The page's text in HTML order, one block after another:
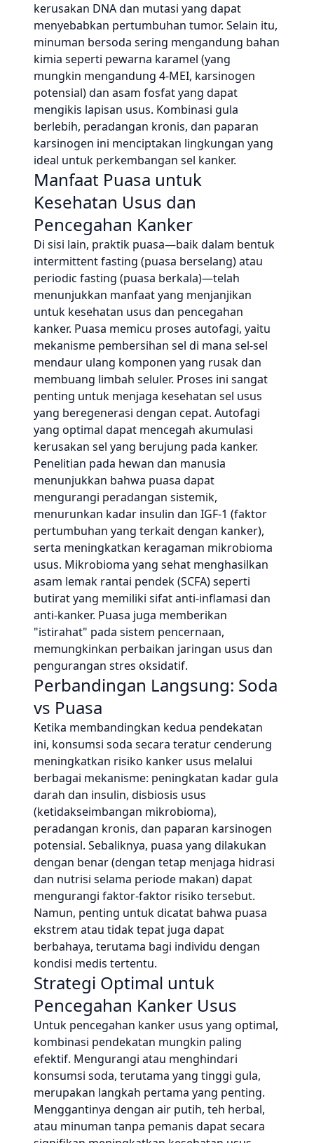
kerusakan DNA dan mutasi yang dapat
menyebabkan pertumbuhan tumor. Selain itu,
minuman bersoda sering mengandung bahan
kimia seperti pewarna karamel (yang
mungkin mengandung 4-MEI, karsinogen
potensial) dan asam fosfat yang dapat
mengikis lapisan usus. Kombinasi gula
berlebih, peradangan kronis, dan paparan
karsinogen ini menciptakan lingkungan yang
ideal untuk perkembangan sel kanker.
Manfaat Puasa untuk
Kesehatan Usus dan
Pencegahan Kanker
Di sisi lain, praktik puasa—baik dalam bentuk
intermittent fasting (puasa berselang) atau
periodic fasting (puasa berkala)—telah
menunjukkan manfaat yang menjanjikan
untuk kesehatan usus dan pencegahan
kanker. Puasa memicu proses autofagi, yaitu
mekanisme pembersihan sel di mana sel-sel
mendaur ulang komponen yang rusak dan
membuang limbah seluler. Proses ini sangat
penting untuk menjaga kesehatan sel usus
yang beregenerasi dengan cepat. Autofagi
yang optimal dapat mencegah akumulasi
kerusakan sel yang berujung pada kanker.
Penelitian pada hewan dan manusia
menunjukkan bahwa puasa dapat
mengurangi peradangan sistemik,
menurunkan kadar insulin dan IGF-1 (faktor
pertumbuhan yang terkait dengan kanker),
serta meningkatkan keragaman mikrobioma
usus. Mikrobioma yang sehat menghasilkan
asam lemak rantai pendek (SCFA) seperti
butirat yang memiliki sifat anti-inflamasi dan
anti-kanker. Puasa juga memberikan
"istirahat" pada sistem pencernaan,
memungkinkan perbaikan jaringan usus dan
pengurangan stres oksidatif.
Perbandingan Langsung: Soda
vs Puasa
Ketika membandingkan kedua pendekatan
ini, konsumsi soda secara teratur cenderung
meningkatkan risiko kanker usus melalui
berbagai mekanisme: peningkatan kadar gula
darah dan insulin, disbiosis usus
(ketidakseimbangan mikrobioma),
peradangan kronis, dan paparan karsinogen
potensial. Sebaliknya, puasa yang dilakukan
dengan benar (dengan tetap menjaga hidrasi
dan nutrisi selama periode makan) dapat
mengurangi faktor-faktor risiko tersebut.
Namun, penting untuk dicatat bahwa puasa
ekstrem atau tidak tepat juga dapat
berbahaya, terutama bagi individu dengan
kondisi medis tertentu.
Strategi Optimal untuk
Pencegahan Kanker Usus
Untuk pencegahan kanker usus yang optimal,
kombinasi pendekatan mungkin paling
efektif. Mengurangi atau menghindari
konsumsi soda, terutama yang tinggi gula,
merupakan langkah pertama yang penting.
Menggantinya dengan air putih, teh herbal,
atau minuman tanpa pemanis dapat secara